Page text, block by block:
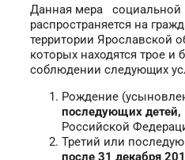
Данная мера социальной
распространяется на
территории Ярославской
которых находятся трое и
соблюдении следующих
Рождение
последующих детей,
Российской
Третий или
после 31 декабря